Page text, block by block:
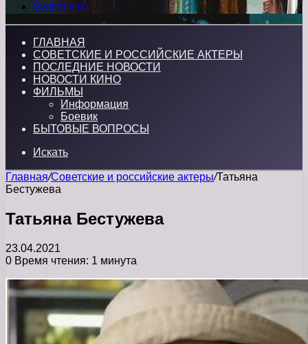
Switch skin
ГЛАВНАЯ
СОВЕТСКИЕ И РОССИЙСКИЕ АКТЕРЫ
ПОСЛЕДНИЕ НОВОСТИ
НОВОСТИ КИНО
ФИЛЬМЫ
Информация
Боевик
БЫТОВЫЕ ВОПРОСЫ
Искать
Главная/Советские и российские актеры/Татьяна
Бестужева
Татьяна Бестужева
23.04.2021
0 Время чтения: 1 минута